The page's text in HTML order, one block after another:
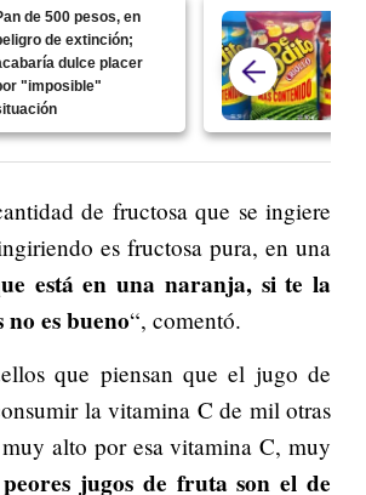
de 500 pesos, en
de extinción;
dulce placer
"imposible"
de fructosa que se ingiere
es fructosa pura, en una
está en una naranja, si te la
es bueno“, comentó.
que piensan que el jugo de
la vitamina C de mil otras
alto por esa vitamina C, muy
jugos de fruta son el de